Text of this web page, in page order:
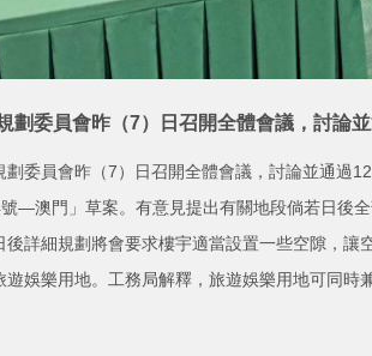
劃委員會昨（7）日召開全體會議，討論
劃委員會昨（7）日召開全體會議，討論並通過
—澳門」草案。有意見提出有關地段倘若日後
後詳細規劃將會要求樓宇適當設置一些空隙，
遊娛樂用地。工務局解釋，旅遊娛樂用地可同